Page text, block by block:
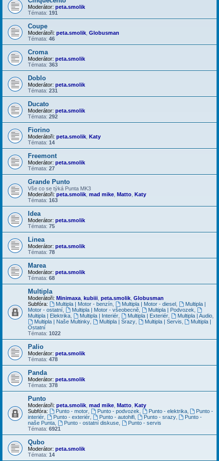
Moderátor: peta.smolik
Témata: 191
Coupe
Moderátoři: peta.smolik, Globusman
Témata: 46
Croma
Moderátor: peta.smolik
Témata: 363
Doblo
Moderátor: peta.smolik
Témata: 231
Ducato
Moderátor: peta.smolik
Témata: 292
Fiorino
Moderátoři: peta.smolik, Katy
Témata: 14
Freemont
Moderátor: peta.smolik
Témata: 27
Grande Punto
Vše co se týká Punta MK3
Moderátoři: peta.smolik, mad mike, Matto, Katy
Témata: 163
Idea
Moderátor: peta.smolik
Témata: 75
Linea
Moderátor: peta.smolik
Témata: 78
Marea
Moderátor: peta.smolik
Témata: 68
Multipla
Moderátoři: Minimaxa, kubiii, peta.smolik, Globusman
Subfóra:
Multipla | Motor - benzín, Multipla | Motor - diesel ,
Multipla |
Motor - ostatní, Multipla | Motor - všeobecně, Multipla | Podvozek,
Multipla | Elektrika, Multipla | Interiér, Multipla | Exteriér, Multipla | Audio,
Multipla | Naše Multinky, Multipla | Srazy, Multipla | Servis,
Multipla |
Ostatní
Témata: 1022
Palio
Moderátor: peta.smolik
Témata: 478
Panda
Moderátor: peta.smolik
Témata: 378
Punto
Moderátoři: peta.smolik, mad mike, Matto, Katy
Subfóra:
Punto - motor, Punto - podvozek, Punto - elektrika,
Punto -
interiér, Punto - exteriér, Punto - autohifi, Punto - srazy,
Punto -
naše Punta, Punto - ostatní diskuse,
Punto - servis
Témata: 6921
Qubo
Moderátor: peta.smolik
Témata: 14